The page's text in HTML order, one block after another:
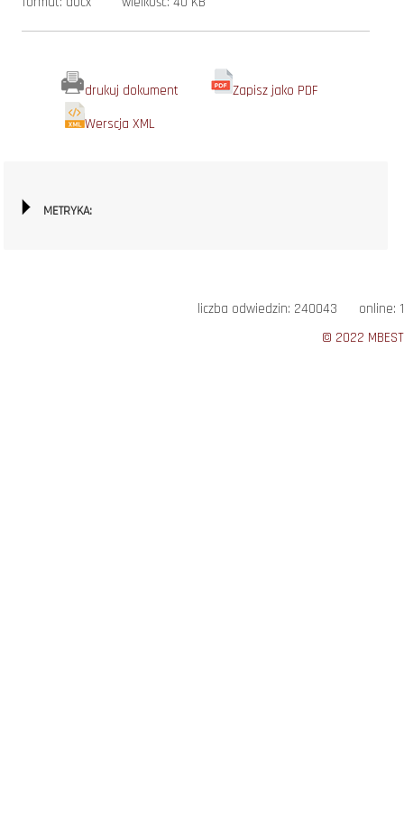
drukuj dokument
Zapisz jako PDF
Werscja XML
METRYKA:
liczba odwiedzin: 240043 online: 1
© 2022 MBEST